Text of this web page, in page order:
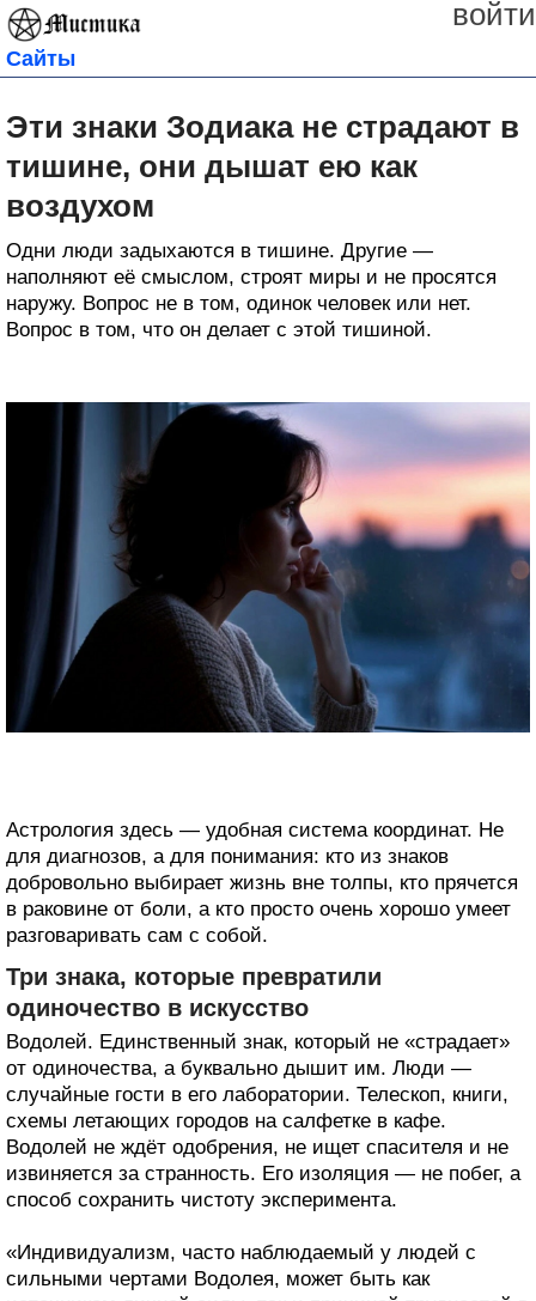
войти
Сайты
Эти знаки Зодиака не страдают в
тишине, они дышат ею как
воздухом
Одни люди задыхаются в тишине. Другие —
наполняют её смыслом, строят миры и не просятся
наружу. Вопрос не в том, одинок человек или нет.
Вопрос в том, что он делает с этой тишиной.
Астрология здесь — удобная система координат. Не
для диагнозов, а для понимания: кто из знаков
добровольно выбирает жизнь вне толпы, кто прячется
в раковине от боли, а кто просто очень хорошо умеет
разговаривать сам с собой.
Три знака, которые превратили
одиночество в искусство
Водолей. Единственный знак, который не «страдает»
от одиночества, а буквально дышит им. Люди —
случайные гости в его лаборатории. Телескоп, книги,
схемы летающих городов на салфетке в кафе.
Водолей не ждёт одобрения, не ищет спасителя и не
извиняется за странность. Его изоляция — не побег, а
способ сохранить чистоту эксперимента.
«Индивидуализм, часто наблюдаемый у людей с
сильными чертами Водолея, может быть как